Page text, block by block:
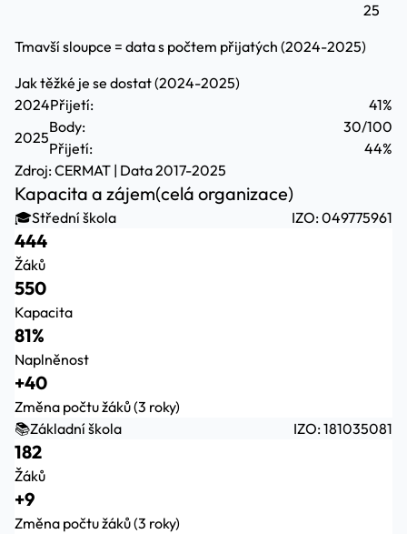
25
Tmavší sloupce = data s počtem přijatých (2024-2025)
Jak těžké je se dostat (2024-2025)
2024Přijetí:
41%
2025
Body:
30/100
Přijetí:
44%
Zdroj:CERMAT | Data 2017-2025
Kapacita a zájem(celá organizace)
🎓Střední škola IZO: 049775961
444
Žáků
550
Kapacita
81%
Naplněnost
+40
Změna počtu žáků (3 roky)
📚Základní škola IZO: 181035081
182
Žáků
+9
Změna počtu žáků (3 roky)